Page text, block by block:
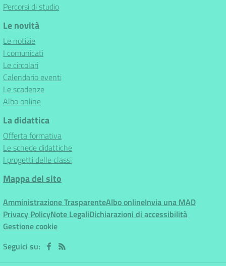
Percorsi di studio
Le novità
Le notizie
I comunicati
Le circolari
Calendario eventi
Le scadenze
Albo online
La didattica
Offerta formativa
Le schede didattiche
I progetti delle classi
Mappa del sito
Amministrazione TrasparenteAlbo onlineInvia una MAD
Privacy PolicyNote LegaliDichiarazioni di accessibilità
Gestione cookie
Seguici su: